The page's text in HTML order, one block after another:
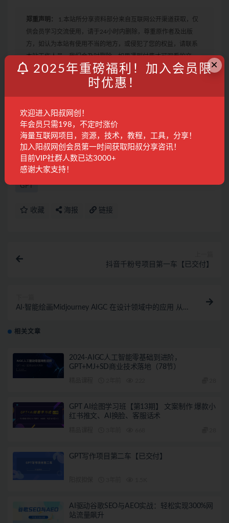
郑重声明：
1.本站所分享资料部分来自互联网公开渠道获取，仅
供会员学习交流使用，请于24小时内删除，尊重原作者及出版
方，如认为本站有使用不当的地方，或侵犯了您的权益，请联系
本站工作人员，我们会及时删除。如果遇到付费才可观看的文
章，建议升级本站VIP，全站所有资源“任意下免费看”。
2.本站收集整理各大网赚平台的付费资源，仅提供资源分享，不提
常步骤，建议停止操作，是否有风险请自行甄别，本站概不负
责！
3. 有的教程如果出现无法下载或者无内容说明链接失效了，请联
系客服进行处理。
GPT
收藏 海报 链接
抖音千粉号项目第一车【已交付】
AI·智能绘画Midjourney AIGC 在设计领域中的应用 从
相关文章
2024-AIGC人工智能零基础到进阶，
GPT+MJ+SD商业技术落地（78节）
GPT AI绘图学习班【第13期】 文案制作 爆款小
红书推文、AI换脸、客服话术
GPT写作项目第二车【已交付】
AI驱动谷歌SEO与AEO实战：轻松实现300%网
站流量飙升
×
2025年重磅福利！加入会员限
时优惠！
欢迎进入阳叔网创！
年会员只需198，不定时涨价
海量互联网项目，资源，技术，教程，工具，分享！
加入阳叔网创会员第一时间获取阳叔分享咨讯！
目前VIP社群人数已达3000+
感谢大家支持！